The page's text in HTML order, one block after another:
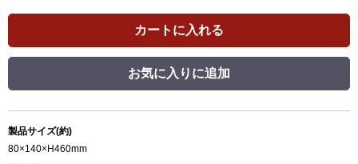
カートに入れる
お気に入りに追加
製品サイズ(約)
80×140×H460mm